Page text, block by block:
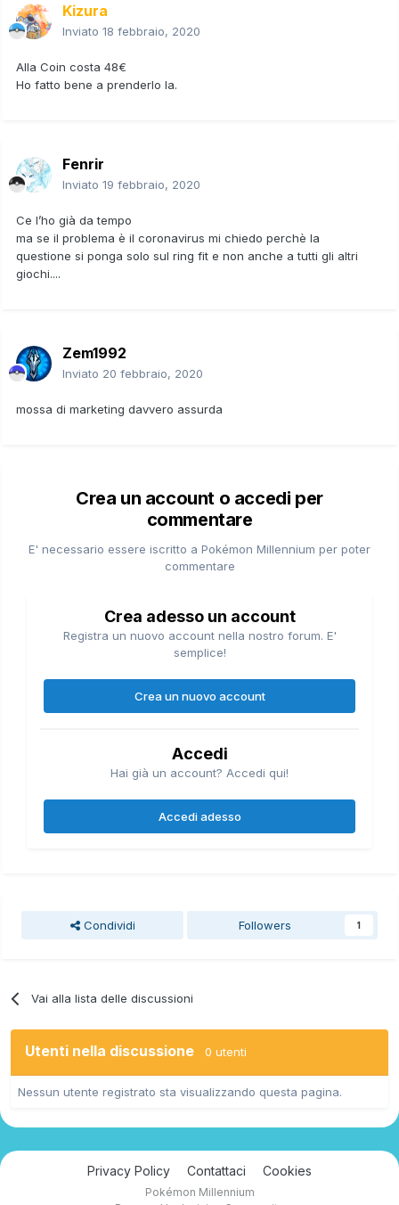
Kizura
Inviato 18 febbraio, 2020
Alla Coin costa 48€
Ho fatto bene a prenderlo la.
Fenrir
Inviato 19 febbraio, 2020
Ce l’ho già da tempo
ma se il problema è il coronavirus mi chiedo perchè la
questione si ponga solo sul ring fit e non anche a tutti gli altri
giochi....
Zem1992
Inviato 20 febbraio, 2020
mossa di marketing davvero assurda
Crea un account o accedi per
commentare
E' necessario essere iscritto a Pokémon Millennium per poter
commentare
Crea adesso un account
Registra un nuovo account nella nostro forum. E'
semplice!
Crea un nuovo account
Accedi
Hai già un account? Accedi qui!
Accedi adesso
Condividi Followers 1
Vai alla lista delle discussioni
Utenti nella discussione 0 utenti
Nessun utente registrato sta visualizzando questa pagina.
Privacy Policy Contattaci Cookies
Pokémon Millennium